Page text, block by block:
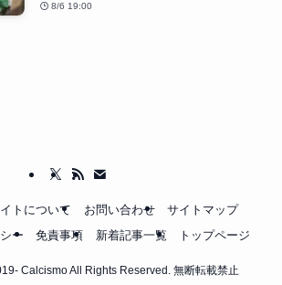
8/6 19:00
トについて お問い合わせ
サイトマップ
ー
免責事項 新着記事一覧 トップページ
Calcismo All Rights Reserved. 無断転載禁止